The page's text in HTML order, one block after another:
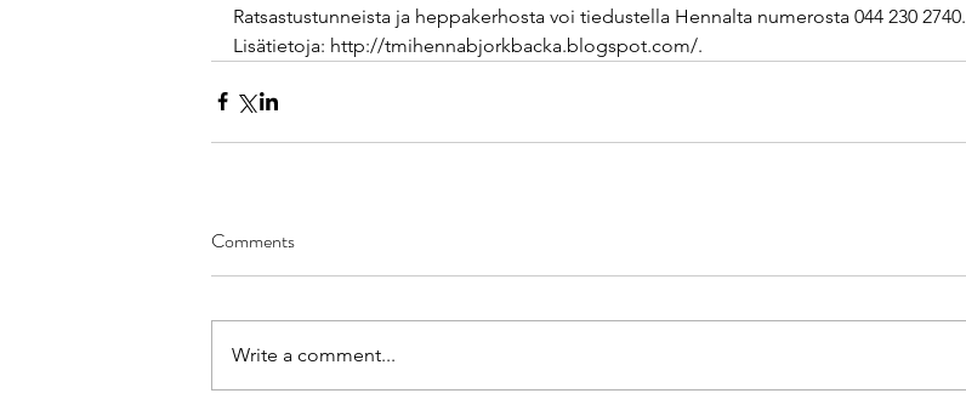
Ratsastustunneista ja heppakerhosta voi tiedustella Hennalta numerosta 044 230 2740.
Lisätietoja: http://tmihennabjorkbacka.blogspot.com/.
Comments
Write a comment...